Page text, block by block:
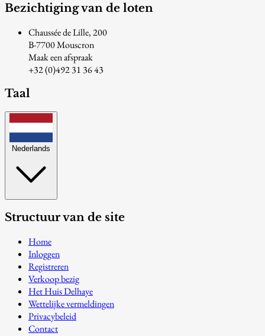
Bezichtiging van de loten
Chaussée de Lille, 200
B-7700 Mouscron
Maak een afspraak
+32 (0)492 31 36 43
Taal
Nederlands
Structuur van de site
Home
Inloggen
Registreren
Verkoop bezig
Het Huis Delhaye
Wettelijke vermeldingen
Privacybeleid
Contact